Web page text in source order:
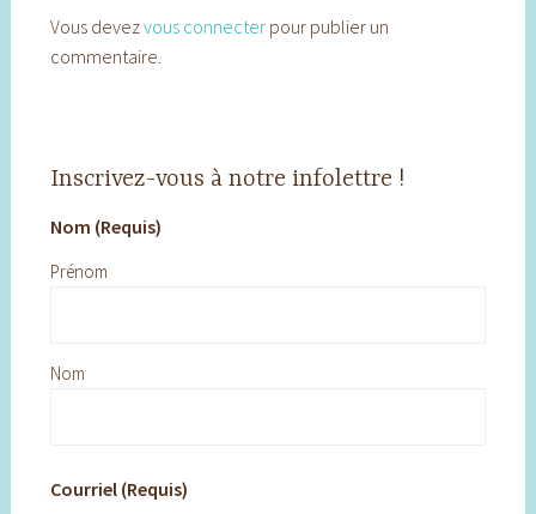
Vous devezvous connecterpour publier un
commentaire.
Inscrivez-vous à notre infolettre !
Nom (Requis)
Prénom
Nom
Courriel (Requis)